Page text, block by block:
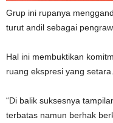
Grup ini rupanya
turut andil sebagai
Hal ini membuktikan
ruang ekspresi yang setara.
“Di balik suksesnya
terbatas namun berhak